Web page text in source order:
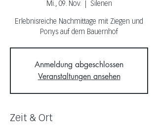
Mi., 09. Nov.
  |
Silenen
Erlebnisreiche Nachmittage mit Ziegen und
Ponys auf dem Bauernhof
Anmeldung abgeschlossen
Veranstaltungen ansehen
Zeit & Ort